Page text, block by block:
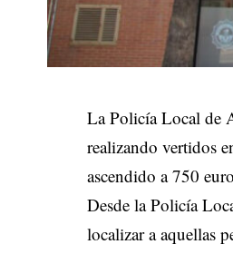
La Policía Local de
realizando vertidos
ascendido a 750
Desde la Policía
localizar a aquellas